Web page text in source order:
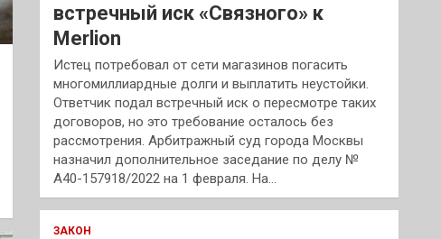
встречный иск «Связного» к
Merlion
Истец потребовал от сети магазинов погасить
многомиллиардные долги и выплатить неустойки.
Ответчик подал встречный иск о пересмотре таких
договоров, но это требование осталось без
рассмотрения. Арбитражный суд города Москвы
назначил дополнительное заседание по делу №
А40-157918/2022 на 1 февраля. На…
ЗАКОН